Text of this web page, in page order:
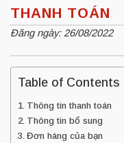
THANH TOÁN
Đăng ngày: 26/08/2022
Table of Contents
Thông tin thanh toán
Thông tin bổ sung
Đơn hàng của bạn